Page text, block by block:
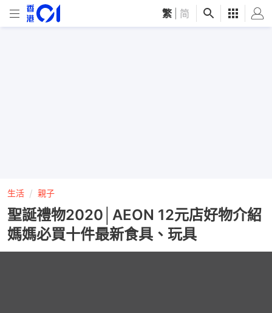
繁 简
生活 親子
聖誕禮物2020│AEON 12元店好物介紹
媽媽必買十件最新食具、玩具